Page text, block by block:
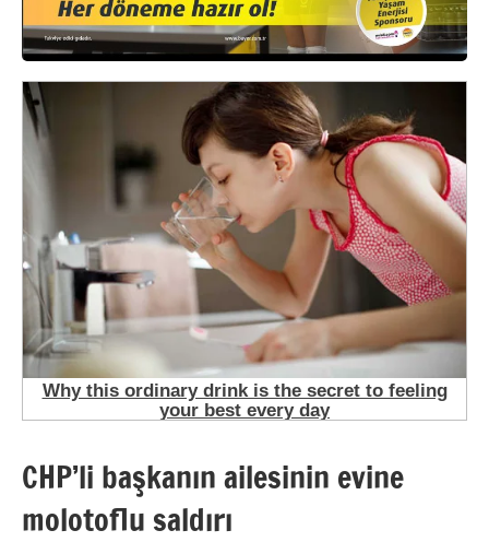
CHP’li başkanın ailesinin evine
molotoflu saldırı